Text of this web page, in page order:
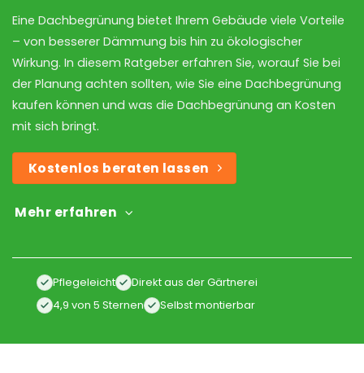
Eine Dachbegrünung bietet Ihrem Gebäude viele Vorteile
– von besserer Dämmung bis hin zu ökologischer
Wirkung. In diesem Ratgeber erfahren Sie, worauf Sie bei
der Planung achten sollten, wie Sie eine Dachbegrünung
kaufen können und was die Dachbegrünung an Kosten
mit sich bringt.
Kostenlos beraten lassen
Mehr erfahren
Pflegeleicht
Direkt aus der Gärtnerei
4,9 von 5 Sternen
Selbst montierbar